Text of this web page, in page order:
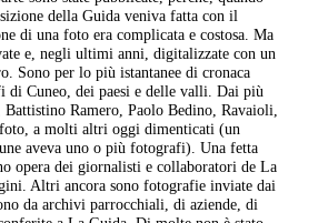
della Guida veniva fatta con il
di una foto era complicata e costosa. Ma
e, negli ultimi anni, digitalizzate con un
Sono per lo più istantanee di cronaca
Cuneo, dei paesi e delle valli. Dai più
Ramero, Paolo Bedino, Ravaioli,
a molti altri oggi dimenticati (un
aveva uno o più fotografi). Una fetta
opera dei giornalisti e collaboratori de La
Altri ancora sono fotografie inviate dai
da archivi parrocchiali, di aziende, di